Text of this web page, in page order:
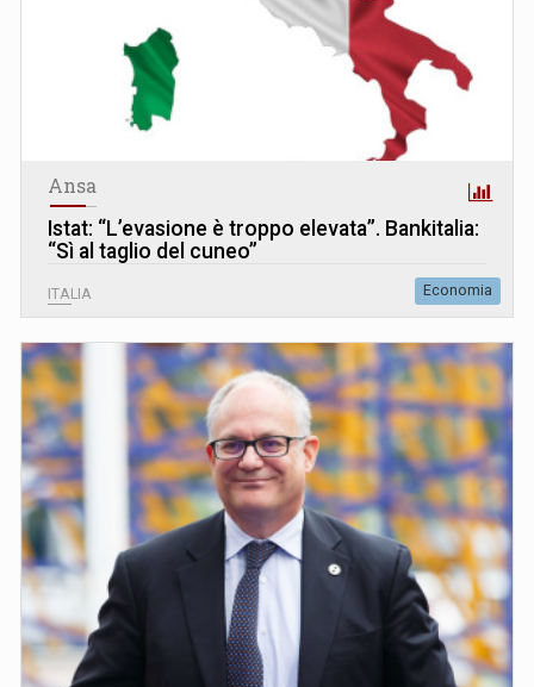
Ansa
Istat: “L’evasione è troppo elevata”. Bankitalia:
“Sì al taglio del cuneo”
ITALIA Economia